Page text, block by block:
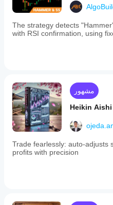
The strategy detects
with RSI confirmation, using
مشهور
Heikin
Trade fearlessly: auto-adjusts
profits with precision